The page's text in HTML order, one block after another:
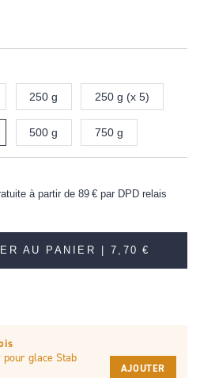
250 g 250 g (x 5)
500 g 750 g
à partir de 89 €par DPD relais
AU PANIER | 7,70 €
glace Stab
AJOUTER